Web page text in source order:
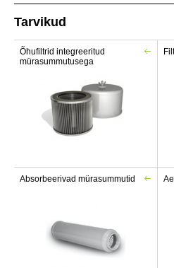
Tarvikud
Õhufiltrid integreeritud
mürasummutusega
Absorbeerivad mürasummutid